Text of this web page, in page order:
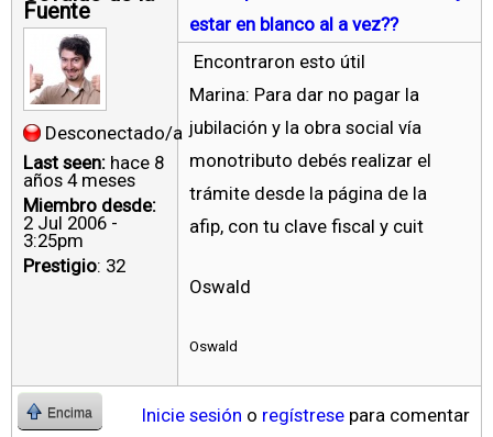
Fuente
Desconectado/a
Last seen: hace 8
años 4 meses
Miembro desde:
2 Jul 2006 -
3:25pm
Prestigio: 32
estar en blanco al a vez??
Encontraron esto útil
Marina: Para dar no pagar la
jubilación y la obra social vía
monotributo debés realizar el
trámite desde la página de la
afip, con tu clave fiscal y cuit
Oswald
Oswald
Encima Inicie sesión o regístrese para comentar